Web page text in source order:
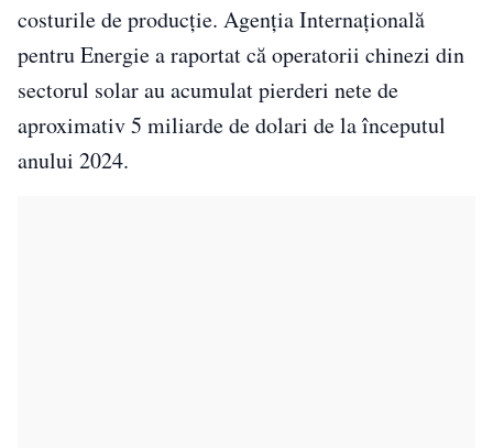
costurile de producție. Agenția Internațională
pentru Energie a raportat că operatorii chinezi din
sectorul solar au acumulat pierderi nete de
aproximativ 5 miliarde de dolari de la începutul
anului 2024.